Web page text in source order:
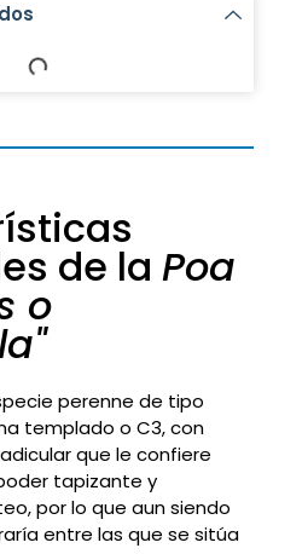
de la Poa
o
perenne de tipo
templado o C3, con
que le confiere
tapizante y
por lo que aun siendo
entre las que se sitúa